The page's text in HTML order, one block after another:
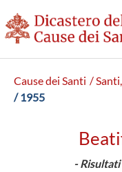
Cause dei Santi /
/ 1955
-